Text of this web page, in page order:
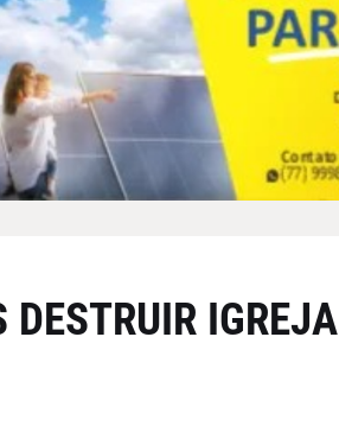
DESTRUIR IGREJA